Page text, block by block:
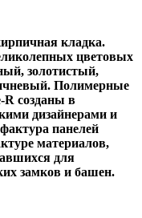
кладка.
цветовых
золотистый,
Полимерные
R созданы в
дизайнерами и
панелей
материалов,
для
замков и башен.